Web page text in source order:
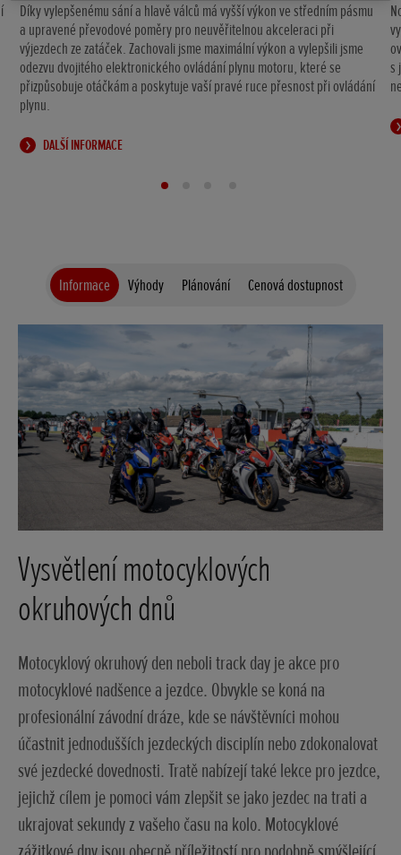
Díky vylepšenému sání a hlavě válců má vyšší výkon ve středním pásmu
a upravené převodové poměry pro neuvěřitelnou akceleraci při
výjezdech ze zatáček. Zachovali jsme maximální výkon a vylepšili jsme
odezvu dvojitého elektronického ovládání plynu motoru, které se
přizpůsobuje otáčkám a poskytuje vaší pravé ruce přesnost při ovládání
plynu.
DALŠÍ INFORMACE
s
Informace Výhody Plánování Cenová dostupnost
Vysvětlení motocyklových
okruhových dnů
Motocyklový okruhový den neboli track day je akce pro
motocyklové nadšence a jezdce. Obvykle se koná na
profesionální závodní dráze, kde se návštěvníci mohou
účastnit jednodušších jezdeckých disciplín nebo zdokonalovat
své jezdecké dovednosti. Tratě nabízejí také lekce pro jezdce,
jejichž cílem je pomoci vám zlepšit se jako jezdec na trati a
ukrajovat sekundy z vašeho času na kolo. Motocyklové